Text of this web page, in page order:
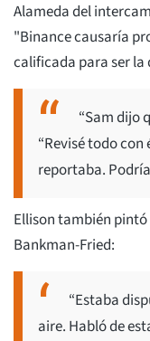
Alameda del
"Binance causaría
calificada para ser
“Sam dijo
“Revisé todo con
reportaba.
Ellison también
Bankman-Fried:
“Estaba
aire. Habló de